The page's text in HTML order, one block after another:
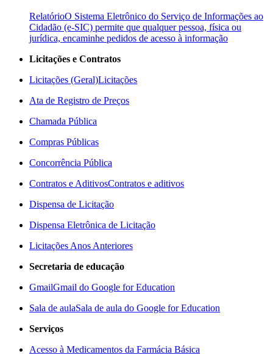
RelatórioO Sistema Eletrônico do Serviço de Informações ao
Cidadão (e-SIC) permite que qualquer pessoa, física ou
jurídica, encaminhe pedidos de acesso à informação
Licitações e Contratos
Licitações (Geral)Licitações
Ata de Registro de Preços
Chamada Pública
Compras Públicas
Concorrência Pública
Contratos e AditivosContratos e aditivos
Dispensa de Licitação
Dispensa Eletrônica de Licitação
Licitações Anos Anteriores
Secretaria de educação
GmailGmail do Google for Education
Sala de aulaSala de aula do Google for Education
Serviços
Acesso à Medicamentos da Farmácia Básica